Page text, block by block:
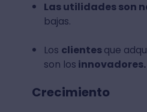
Las utilidades son
bajas.
Los clientesque
son los innovadores.
Crecimiento